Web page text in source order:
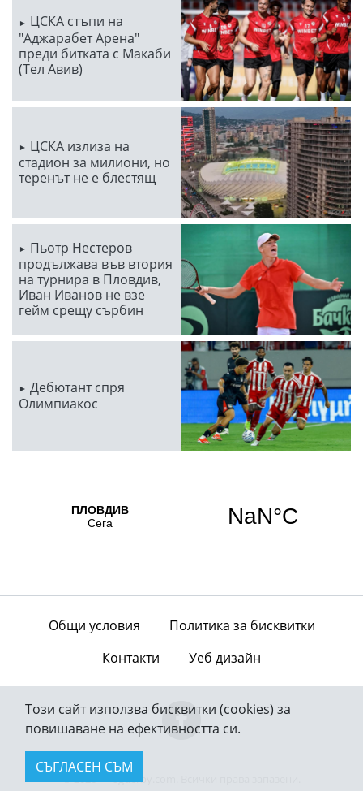
ЦСКА стъпи на
"Аджарабет Арена"
преди битката с Макаби
(Тел Авив)
ЦСКА излиза на
стадион за милиони, но
теренът не е блестящ
Пьотр Нестеров
продължава във втория
на турнира в Пловдив,
Иван Иванов не взе
гейм срещу сърбин
Дебютант спря
Олимпиакос
Общи условия
Политика за бисквитки
Контакти
Уеб дизайн
© 2026 — bgderby.com. Всички права запазени.
Този сайт използва бисквитки (cookies) за
повишаване на ефективността си.
СЪГЛАСЕН СЪМ